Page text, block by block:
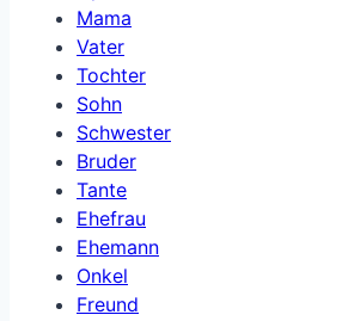
Mama
Vater
Tochter
Sohn
Schwester
Bruder
Tante
Ehefrau
Ehemann
Onkel
Freund